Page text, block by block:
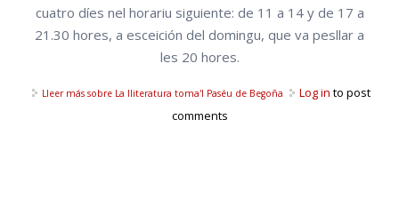
cuatro díes nel horariu siguiente: de 11 a 14 y de 17 a
21.30 hores, a esceición del domingu, que va pesllar a
les 20 hores.
Lleer más sobre La lliteratura toma'l Paséu de Begoña Log in to post
comments